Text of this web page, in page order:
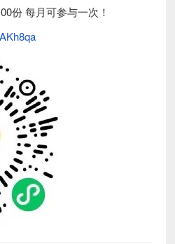
份 每月可参与一次！